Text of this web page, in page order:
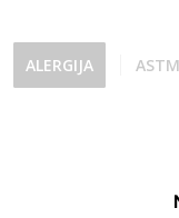
ALERGIJA